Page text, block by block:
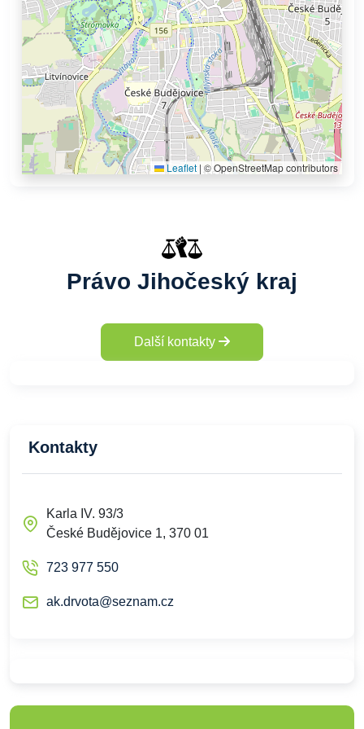
Leaflet | © OpenStreetMap contributors
Právo Jihočeský kraj
Další kontakty
Kontakty
Karla IV. 93/3
České Budějovice 1, 370 01
723 977 550
ak.drvota@seznam.cz